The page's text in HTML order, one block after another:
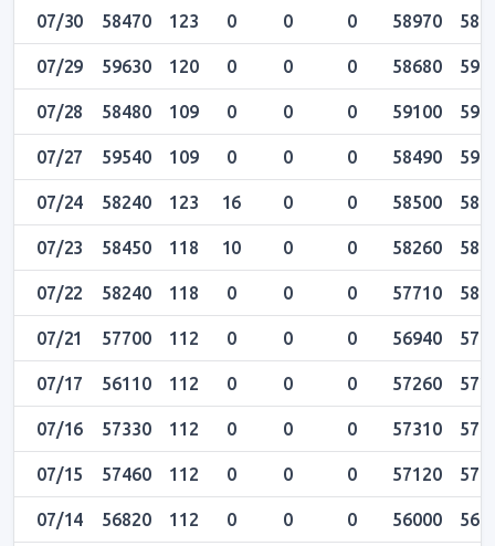
07/30 58470 123 0 0 0 58970
07/29 59630 120 0 0 0 58680
07/28 58480 109 0 0 0 59100
07/27 59540 109 0 0 0 58490
07/24 58240 123 16 0 0 58500
07/23 58450 118 10 0 0 58260
07/22 58240 118 0 0 0 57710
07/21 57700 112 0 0 0 56940
07/17 56110 112 0 0 0 57260
07/16 57330 112 0 0 0 57310
07/15 57460 112 0 0 0 57120
07/14 56820 112 0 0 0 56000